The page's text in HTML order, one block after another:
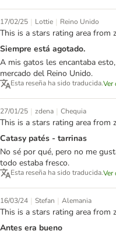
17/02/25 | Lottie | Reino Unido
This is a stars rating area from
Siempre está agotado.
A mis gatos les encantaba
mercado del Reino Unido.
Esta reseña ha sido traducida.Ver
27/01/25 | zdena | Chequia
This is a stars rating area from
Catasy patés - tarrinas
No sé por qué, pero no me
todo estaba fresco.
Esta reseña ha sido traducida.Ver
16/03/24 | Stefan | Alemania
This is a stars rating area from
Antes era bueno